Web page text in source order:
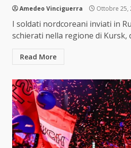
Amedeo Vinciguerra Ottobre 25,
I soldati nordcoreani inviati in
schierati nella regione di Kursk,
Read More